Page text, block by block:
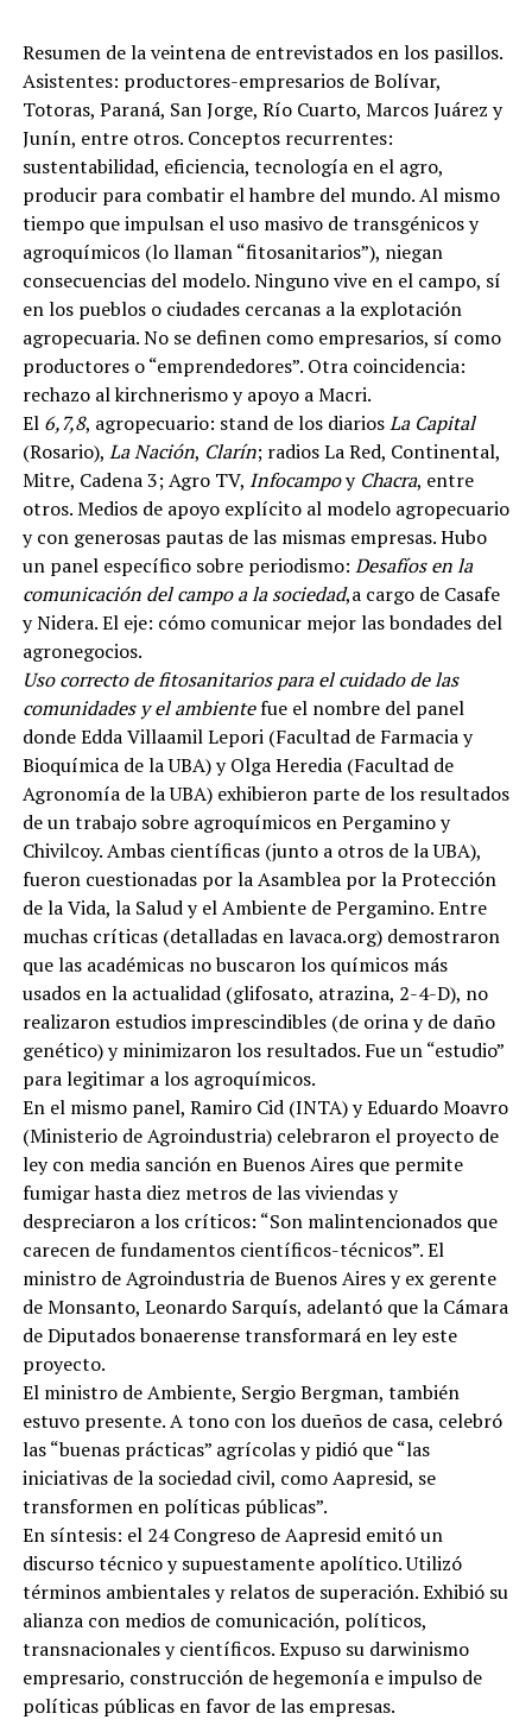
Resumen de la veintena de entrevistados en los pasillos.
Asistentes: productores-empresarios de Bolívar,
Totoras, Paraná, San Jorge, Río Cuarto, Marcos Juárez y
Junín, entre otros. Conceptos recurrentes:
sustentabilidad, eficiencia, tecnología en el agro,
producir para combatir el hambre del mundo. Al mismo
tiempo que impulsan el uso masivo de transgénicos y
agroquímicos (lo llaman “fitosanitarios”), niegan
consecuencias del modelo. Ninguno vive en el campo, sí
en los pueblos o ciudades cercanas a la explotación
agropecuaria. No se definen como empresarios, sí como
productores o “emprendedores”. Otra coincidencia:
rechazo al kirchnerismo y apoyo a Macri.
El 6,7,8, agropecuario: stand de los diariosLa Capital
(Rosario), La Nación, Clarín; radios La Red, Continental,
Mitre, Cadena 3; Agro TV, Infocampoy Chacra, entre
otros. Medios de apoyo explícito al modelo agropecuario
y con generosas pautas de las mismas empresas. Hubo
un panel específico sobre periodismo: Desafíos en la
comunicación del campo a la sociedad,a cargo de Casafe
y Nidera. El eje: cómo comunicar mejor las bondades del
agronegocios.
Uso correcto de fitosanitarios para el cuidado de las
comunidades y el ambientefue el nombre del panel
donde Edda Villaamil Lepori (Facultad de Farmacia y
Bioquímica de la UBA) y Olga Heredia (Facultad de
Agronomía de la UBA) exhibieron parte de los resultados
de un trabajo sobre agroquímicos en Pergamino y
Chivilcoy. Ambas científicas (junto a otros de la UBA),
fueron cuestionadas por la Asamblea por la Protección
de la Vida, la Salud y el Ambiente de Pergamino. Entre
muchas críticas (detalladas en lavaca.org) demostraron
que las académicas no buscaron los químicos más
usados en la actualidad (glifosato, atrazina, 2-4-D), no
realizaron estudios imprescindibles (de orina y de daño
genético) y minimizaron los resultados. Fue un “estudio”
para legitimar a los agroquímicos.
En el mismo panel, Ramiro Cid (INTA) y Eduardo Moavro
(Ministerio de Agroindustria) celebraron el proyecto de
ley con media sanción en Buenos Aires que permite
fumigar hasta diez metros de las viviendas y
despreciaron a los críticos: “Son malintencionados que
carecen de fundamentos científicos-técnicos”. El
ministro de Agroindustria de Buenos Aires y ex gerente
de Monsanto, Leonardo Sarquís, adelantó que la Cámara
de Diputados bonaerense transformará en ley este
proyecto.
El ministro de Ambiente, Sergio Bergman, también
estuvo presente. A tono con los dueños de casa, celebró
las “buenas prácticas” agrícolas y pidió que “las
iniciativas de la sociedad civil, como Aapresid, se
transformen en políticas públicas”.
En síntesis: el 24 Congreso de Aapresid emitó un
discurso técnico y supuestamente apolítico. Utilizó
términos ambientales y relatos de superación. Exhibió su
alianza con medios de comunicación, políticos,
transnacionales y científicos. Expuso su darwinismo
empresario, construcción de hegemonía e impulso de
políticas públicas en favor de las empresas.